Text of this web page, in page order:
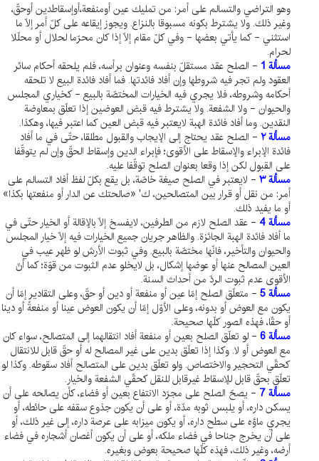
وهو التراضي والتسالم على أمر: من تمليك عين أومنفعة،أوإسقاطدين أوحقّ،
وغير ذلك. ولا يشترط بكونه مسبوقا بالنزاع. ويجوز إيقاعه على كلّ أمر إلّا ما
استثني - كما يأتي بعضها - وفي كلّ مقام إلّا إذا كان محرّما لحلال أو محلّلا
لحرام.
مسألة 1
- الصلح عقد مستقلّ بنفسه وعنوان برأسه، فلم يلحقه أحكام سائر
العقود ولم تجر فيه شروطها وإن أفاد فائدتها. فما أفاد فائدة البيع لا تلحقه
أحكامه وشروطه، فلا يجري فيه الخيارات المختصّة بالبيع - كخياري المجلس
والحيوان - ولا الشفعة. ولا يشترط فيه قبض العوضين إذا تعلّق بمعاوضة
النقدين. وما أفاد فائدة الهبة لايعتبر فيه قبض العين كما اعتبر فيها، وهكذا.
مسألة ۲ - الصلح عقد يحتاج إلى الإيجاب والقبول مطلقا، حتّى في ما أفاد
فائدة الإبراء والإسقاط على الأقوى؛ فإبراء الدين وإسقاط الحقّ وإن لم يتوقّفا
على القبول لكن إذا وقعا بعنوان الصلح توقّفا عليه.
مسألة ۳ - لايعتبر في الصلح صيغة خاصّة، بل يقع بكلّ لفظ أفاد التسالم على
أمر: من نقل أو قرار بين المتصالحين، ك' «صالحتك عن الدار أو منفعتها بكذا»
أو ما يفيد ذلك.
مسألة 4
- عقد الصلح لازم من الطرفين، لايفسخ إلّا بالإقالة أو الخيار حتّى في
ما أفاد فائدة الهبة الجائزة. والظاهر جريان جميع الخيارات فيه إلّا خيار المجلس
والحيوان والتأخير، فانّها مختصّة بالبيع. وفي ثبوت الأرش لو ظهر عيب في
العين المصالح عنها أو عوضها إشكال، بل لايخلو عدم الثبوت من قوّة؛ كما أنّ
الأقوى عدم ثبوت الردّ من أحداث السنة.
مسألة 5
- متعلّق الصلح إمّا عين أو منفعة أو دين أو حقّ، وعلى التقادير إمّا أن
يكون مع العوض أو بدونه، وعلى الأوّل إمّا أن يكون العوض عينا أو منفعةً أو دينا
أو حقّا، فهذه الصور كلّها صحيحة.
مسألة 6
- لو تعلّق الصلح بعين أو منفعة أفاد انتقالهما إلى المتصالح، سواء كان
مع العوض أو لا. وكذا إذا تعلّق بدين على غير المصالح له أو حقّ قابل للانتقال
كحقّي التحجير والاختصاص. ولو تعلّق بدين على المتصالح أفاد سقوطه. وكذا لو
تعلّق بحقّ قابل للإسقاط غيرقابل للنقل كحقّي الشفعة والخيار.
مسألة 7
- يصحّ الصلح على مجرّد الانتفاع بعين أو فضاء، كأن يصالحه على أن
يسكن داره، أو يلبس ثوبه مدّة، أو على أن يكون جذوع سقفه على حائطه، أو
يجري ماؤه على سطح داره، أو يكون ميزابه على عرصة داره، إلى غير ذلك، أو
على أن يخرج جناحا في فضاء ملكه، أو على أن يكون أغصان أشجاره في فضاء
أرضه، وغير ذلك، فهذه كلّها صحيحة بعوض وبغيره.